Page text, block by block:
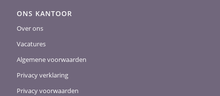
ONS KANTOOR
Over ons
Vacatures
Algemene voorwaarden
Privacy verklaring
Privacy voorwaarden